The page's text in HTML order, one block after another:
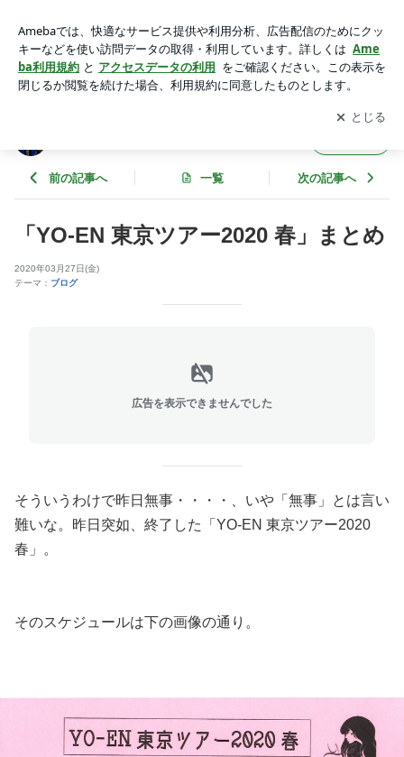
番日記 ～蕃茄庵日録～
アプリをダウンロードして ブログの更新通知
を受け取りまし
ょう。
開く
前の記事へ 一覧 次の記事へ
「YO-EN 東京ツアー2020 春」まとめ
2020年03月27日(金)
テーマ： ブログ
広告を表示できませんでした
そういうわけで昨日無事・・・・、いや「無事」とは言い
難いな。昨日突如、終了した「YO-EN 東京ツアー2020
春」。
そのスケジュールは下の画像の通り。